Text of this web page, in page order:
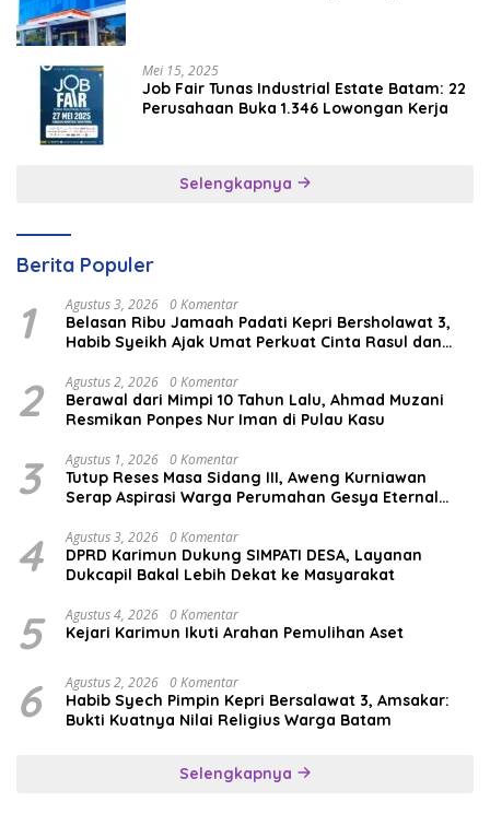
Mei 15, 2025
Job Fair Tunas Industrial Estate Batam: 22
Perusahaan Buka 1.346 Lowongan Kerja
Selengkapnya
Berita Populer
1 Agustus 3, 2026 0 Komentar
Belasan Ribu Jamaah Padati Kepri Bersholawat 3,
Habib Syeikh Ajak Umat Perkuat Cinta Rasul dan
2 Agustus 2, 2026 0 Komentar
Berawal dari Mimpi 10 Tahun Lalu, Ahmad Muzani
Resmikan Ponpes Nur Iman di Pulau Kasu
3 Agustus 1, 2026 0 Komentar
Tutup Reses Masa Sidang III, Aweng Kurniawan
Serap Aspirasi Warga Perumahan Gesya Eternal
4 Agustus 3, 2026 0 Komentar
DPRD Karimun Dukung SIMPATI DESA, Layanan
Dukcapil Bakal Lebih Dekat ke Masyarakat
5 Agustus 4, 2026 0 Komentar
Kejari Karimun Ikuti Arahan Pemulihan Aset
6 Agustus 2, 2026 0 Komentar
Habib Syech Pimpin Kepri Bersalawat 3, Amsakar:
Bukti Kuatnya Nilai Religius Warga Batam
Selengkapnya